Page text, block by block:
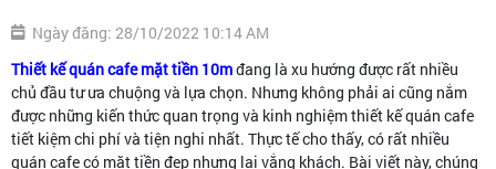
Ngày đăng: 28/10/2022 10:14 AM
Thiết kế quán cafe mặt tiền 10mđang là xu hướng được rất nhiều
chủ đầu tư ưa chuộng và lựa chọn. Nhưng không phải ai cũng nắm
được những kiến thức quan trọng và kinh nghiệm thiết kế quán cafe
tiết kiệm chi phí và tiện nghi nhất. Thực tế cho thấy, có rất nhiều
quán cafe có mặt tiền đẹp nhưng lại vắng khách. Bài viết này, chúng